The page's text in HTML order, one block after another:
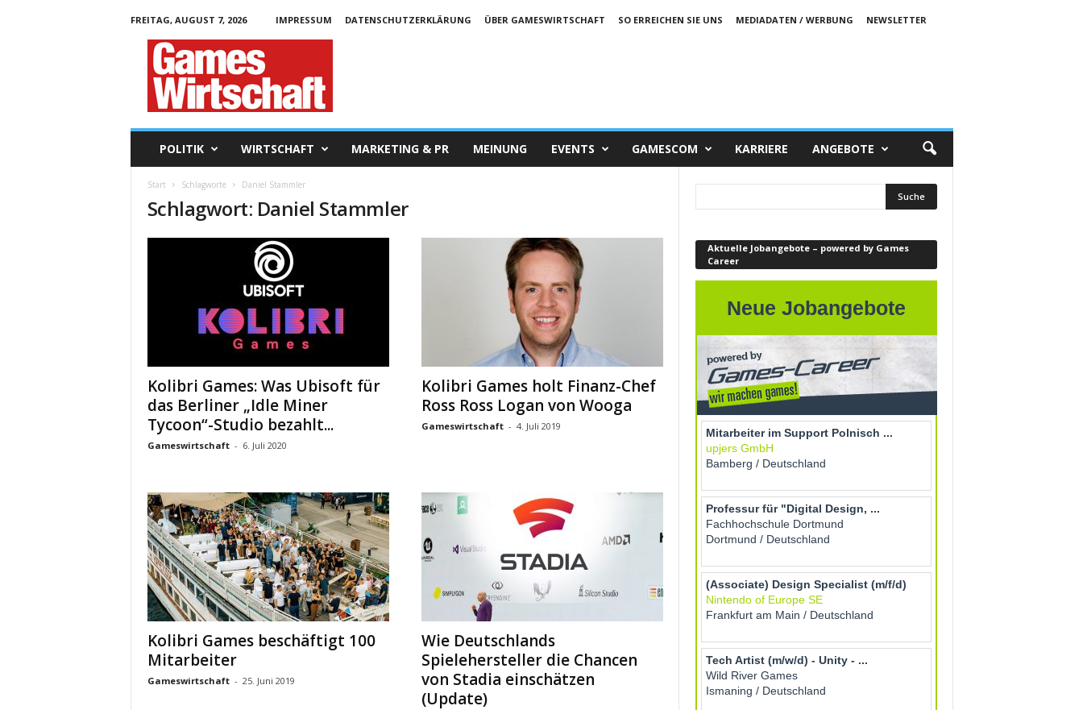
FREITAG, AUGUST 7, 2026 IMPRESSUM DATENSCHUTZERKLÄRUNG ÜBER GAMESWIRTSCHAFT SO ERREICHEN SIE UNS MEDIADATEN / WERBUNG
NEWSLETTER
POLITIK WIRTSCHAFT MARKETING & PR MEINUNG EVENTS GAMESCOM KARRIERE ANGEBOTE
Start Schlagworte Daniel Stammler
Schlagwort: Daniel Stammler
Kolibri Games: Was Ubisoft für
das Berliner „Idle Miner
Tycoon“-Studio bezahlt...
Gameswirtschaft - 6. Juli 2020
Kolibri Games holt Finanz-Chef
Ross Ross Logan von Wooga
Gameswirtschaft - 4. Juli 2019
Kolibri Games beschäftigt 100
Mitarbeiter
Gameswirtschaft - 25. Juni 2019
Wie Deutschlands
Spielehersteller die Chancen
von Stadia einschätzen
(Update)
Aktuelle Jobangebote – powered by Games
Career